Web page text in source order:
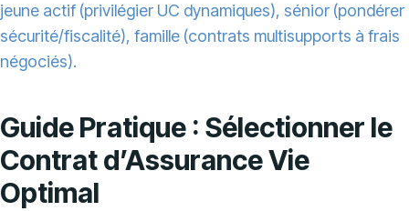
jeune actif (privilégier UC dynamiques), sénior (pondérer
sécurité/fiscalité), famille (contrats multisupports à frais
négociés).
Guide Pratique : Sélectionner le
Contrat d’Assurance Vie
Optimal